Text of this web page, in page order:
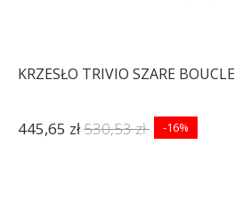
KRZESŁO TRIVIO SZARE BOUCLE
445,65 zł530,53 zł -16%